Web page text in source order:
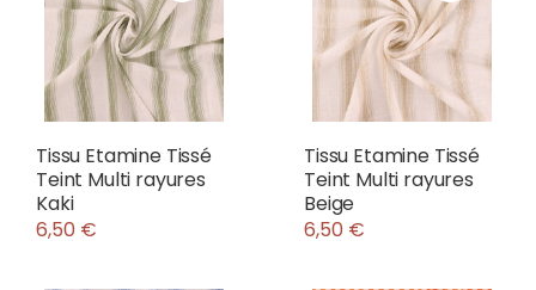
Tissu Etamine Tissé
Teint Multi rayures
Kaki
6,50 €
Tissu Etamine Tissé
Teint Multi rayures
Beige
6,50 €